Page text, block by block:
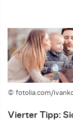
© fotolia.com/
Vierter Tipp: